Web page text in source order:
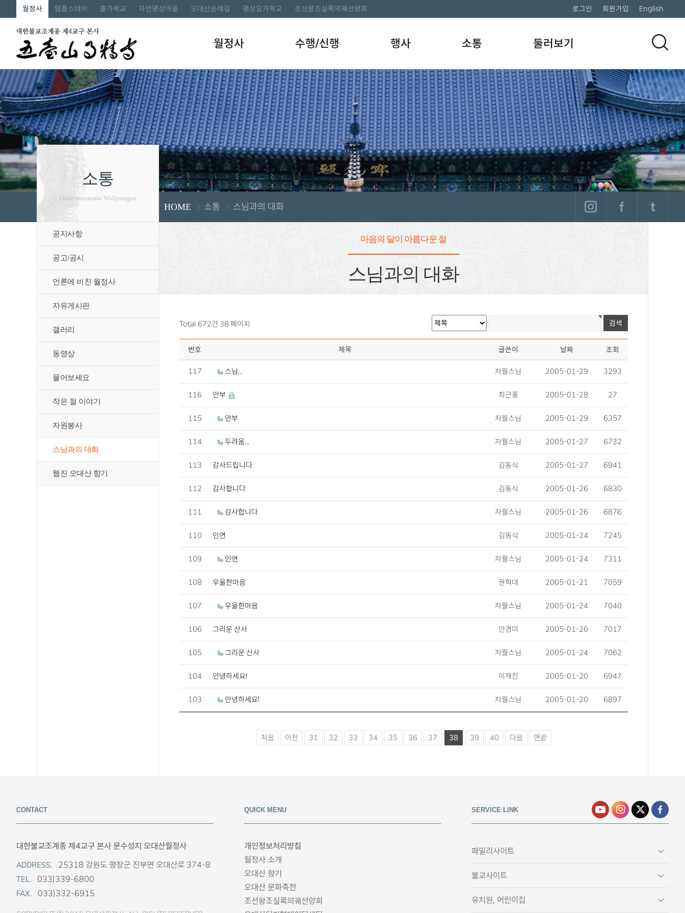
월정사 템플스테이 출가학교 자연명상마을 오대산순례길 명상요가학교 조선왕조실록의궤선양회 로그인 회원가입 English
월정사 수행/신행 행사 소통 둘러보기
소통
Odae mountain Woljeongsa
공지사항
공고/공시
언론에 비친 월정사
자유게시판
갤러리
동영상
물어보세요
작은 절 이야기
자원봉사
스님과의 대화
웹진 오대산 향기
HOME 소통 스님과의 대화
마음의 달이 아름다운 절
스님과의 대화
Total 672건 38 페이지
번호 제목 글쓴이 날짜 조회
117 스님... 자월스님 2005-01-29 3293
116 안부 최근홍 2005-01-28 27
115 안부 자월스님 2005-01-29 6357
114 두려움... 자월스님 2005-01-27 6732
113 감사드립니다 김동식 2005-01-27 6941
112 감사합니다 김동식 2005-01-26 6830
111 감사합니다 자월스님 2005-01-26 6876
110 인연 김동식 2005-01-24 7245
109 인연 자월스님 2005-01-24 7311
108 우울한마음 권혁대 2005-01-21 7059
107 우울한마음 자월스님 2005-01-24 7040
106 그리운 산사 안경미 2005-01-20 7017
105 그리운 산사 자월스님 2005-01-24 7062
104 안녕하세요! 이재진 2005-01-20 6947
103 안녕하세요! 자월스님 2005-01-20 6897
처음 이전 31 32 33 34 35 36 37 38 39 40 다음 맨끝
CONTACT
대한불교조계종 제4교구 본사 문수성지 오대산월정사
ADDRESS. 25318 강원도 평창군 진부면 오대산로 374-8
TEL. 033)339-6800
FAX. 033)332-6915
QUICK MENU
개인정보처리방침
월정사 소개
오대산 향기
오대산 문화축전
조선왕조실록의궤선양회
SERVICE LINK
패밀리사이트
불교사이트
유치원, 어린이집